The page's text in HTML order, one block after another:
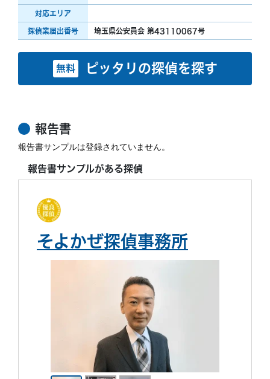
対応エリア
探偵業届出番号 埼玉県公安員会 第43110067号
無料 ピッタリの探偵を探す
報告書
報告書サンプルは登録されていません。
報告書サンプルがある探偵
そよかぜ探偵事務所